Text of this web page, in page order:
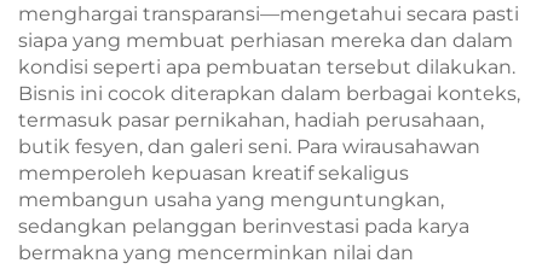
menghargai transparansi—mengetahui secara pasti
siapa yang membuat perhiasan mereka dan dalam
kondisi seperti apa pembuatan tersebut dilakukan.
Bisnis ini cocok diterapkan dalam berbagai konteks,
termasuk pasar pernikahan, hadiah perusahaan,
butik fesyen, dan galeri seni. Para wirausahawan
memperoleh kepuasan kreatif sekaligus
membangun usaha yang menguntungkan,
sedangkan pelanggan berinvestasi pada karya
bermakna yang mencerminkan nilai dan